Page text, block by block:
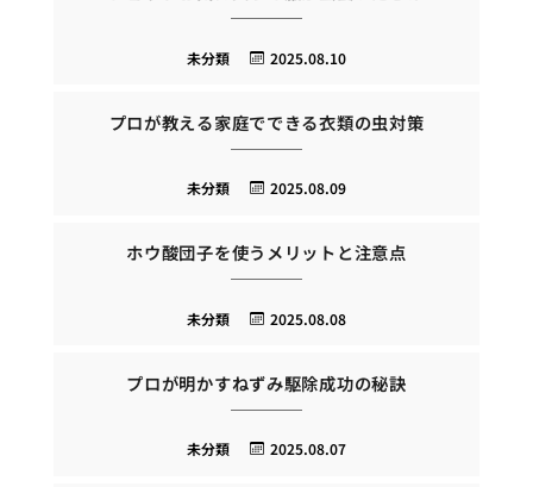
2025.08.10
未分類
プロが教える家庭でできる衣類の虫対策
2025.08.09
未分類
ホウ酸団子を使うメリットと注意点
2025.08.08
未分類
プロが明かすねずみ駆除成功の秘訣
2025.08.07
未分類